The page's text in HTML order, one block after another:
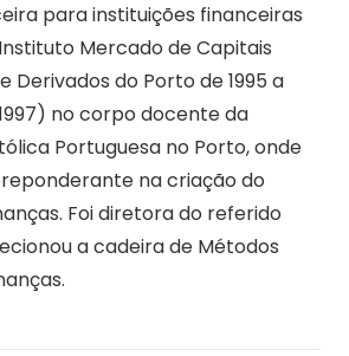
para instituições financeiras
Mercado de Capitais
Derivados do Porto de 1995 a
no corpo docente da
Portuguesa no Porto, onde
na criação do
Foi diretora do referido
a cadeira de Métodos